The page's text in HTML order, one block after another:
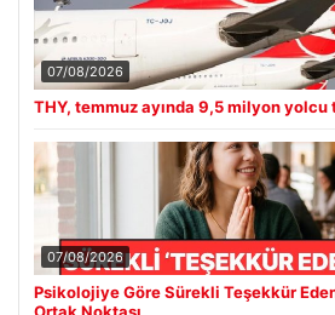
EUR 55.25
ALTIN 6660.6
BTC 3091017
Son Eklenen Haberler
■ THY, temmuz ayında 9,5 milyon yolcu
■Psikolojiye Göre Sürekli Teşekkür
Noktası